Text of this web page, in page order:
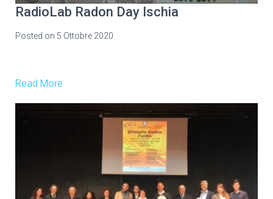
RadioLab Radon Day Ischia
Posted on 5 Ottobre 2020
Read More